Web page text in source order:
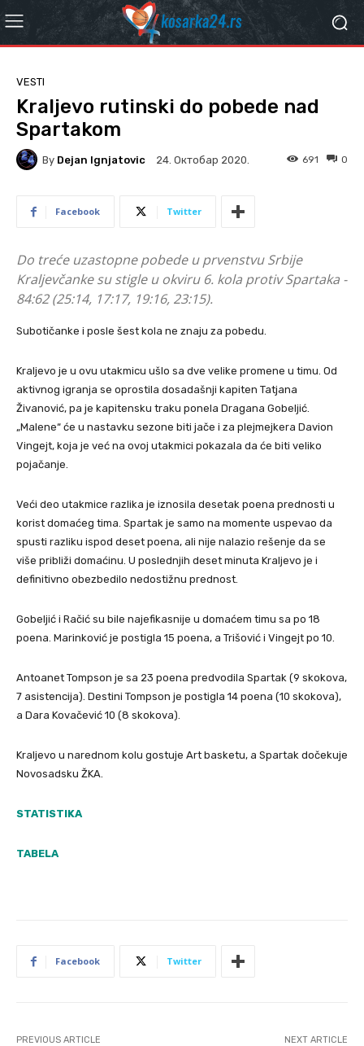
VESTI
Kraljevo rutinski do pobede nad
Spartakom
By Dejan Ignjatovic 24. Октобар 2020. 0
691
Facebook Twitter
Do treće uzastopne pobede u prvenstvu Srbije
Kraljevčanke su stigle u okviru 6. kola protiv Spartaka -
84:62 (25:14, 17:17, 19:16, 23:15).
Subotičanke i posle šest kola ne znaju za pobedu.
Kraljevo je u ovu utakmicu ušlo sa dve velike promene u timu. Od
aktivnog igranja se oprostila dosadašnji kapiten Tatjana
Živanović, pa je kapitensku traku ponela Dragana Gobeljić.
„Malene“ će u nastavku sezone biti jače i za plejmejkera Davion
Vingejt, koja je već na ovoj utakmici pokazala da će biti veliko
pojačanje.
Veći deo utakmice razlika je iznosila desetak poena prednosti u
korist domaćeg tima. Spartak je samo na momente uspevao da
spusti razliku ispod deset poena, ali nije nalazio rešenje da se
više približi domaćinu. U poslednjih deset minuta Kraljevo je i
definitivno obezbedilo nedostižnu prednost.
Gobeljić i Račić su bile najefikasnije u domaćem timu sa po 18
poena. Marinković je postigla 15 poena, a Trišović i Vingejt po 10.
Antoanet Tompson je sa 23 poena predvodila Spartak (9 skokova,
7 asistencija). Destini Tompson je postigla 14 poena (10 skokova),
a Dara Kovačević 10 (8 skokova).
Kraljevo u narednom kolu gostuje Art basketu, a Spartak dočekuje
Novosadsku ŽKA.
STATISTIKA
TABELA
Facebook Twitter
PREVIOUS ARTICLE NEXT ARTICLE